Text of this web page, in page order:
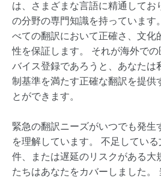
は、さまざまな言語に精通してお
の分野の専門知識を持っています
べての翻訳において正確さ、文化
性を保証します。 それが海外で
バイス登録であろうと、あなたは
制基準を満たす正確な翻訳を提供
とができます。
緊急の翻訳ニーズがいつでも発生
を理解しています。 不足してい
件、または遅延のリスクがある大
たちはあなたをカバーしました。